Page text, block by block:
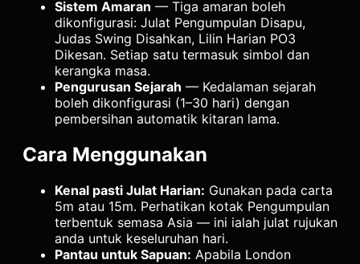
Sistem Amaran — Tiga amaran boleh
dikonfigurasi: Julat Pengumpulan Disapu,
Judas Swing Disahkan, Lilin Harian PO3
Dikesan. Setiap satu termasuk simbol dan
kerangka masa.
Pengurusan Sejarah — Kedalaman sejarah
boleh dikonfigurasi (1–30 hari) dengan
pembersihan automatik kitaran lama.
Cara Menggunakan
Kenal pasti Julat Harian: Gunakan pada carta
5m atau 15m. Perhatikan kotak Pengumpulan
terbentuk semasa Asia — ini ialah julat rujukan
anda untuk keseluruhan hari.
Pantau untuk Sapuan: Apabila London